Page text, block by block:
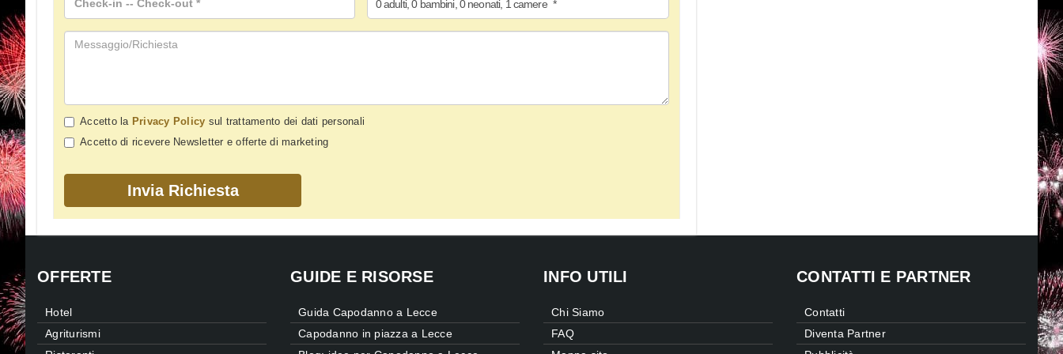
0adulti, 0 bambini, 0 neonati, 1 camere *
Accetto la Privacy Policy sul trattamento dei dati personali
Accetto di ricevere Newsletter e offerte di marketing
OFFERTE
Hotel
Agriturismi
GUIDE E RISORSE
Guida Capodanno a Lecce
Capodanno in piazza a Lecce
INFO UTILI
Chi Siamo
FAQ
CONTATTI E PARTNER
Contatti
Diventa Partner